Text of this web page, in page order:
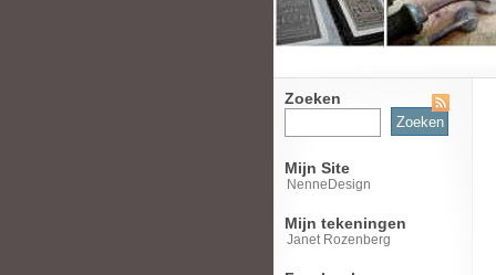
Zoeken
Zoeken
naar:
Mijn Site
NenneDesign
Mijn tekeningen
Janet Rozenberg